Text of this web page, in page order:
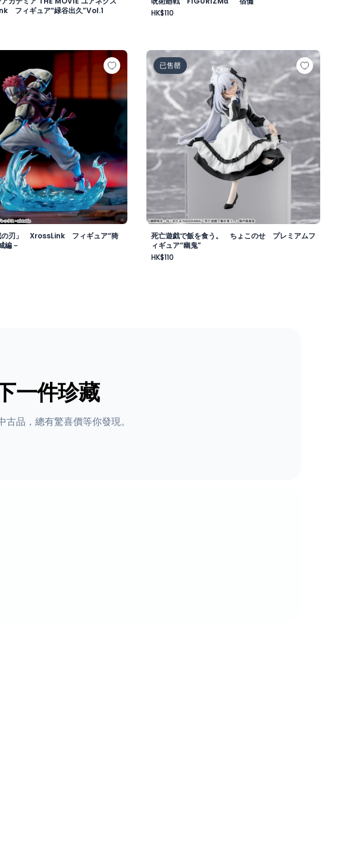
フィギュア“緑谷出久”Vol.1
HK$110
無限城編－
の刃」 XrossLink フィギュア“猗窩座”－無限城編－
の刃」 XrossLink フィギュア“猗
編－
死亡遊戯で飯を食う。 ちょこのせ プレミア
已售罄
死亡遊戯で飯を食う。 ちょこのせ プレミアムフ
ィギュア“幽鬼”
HK$110
一件珍藏
品，總有驚喜價等你發現。